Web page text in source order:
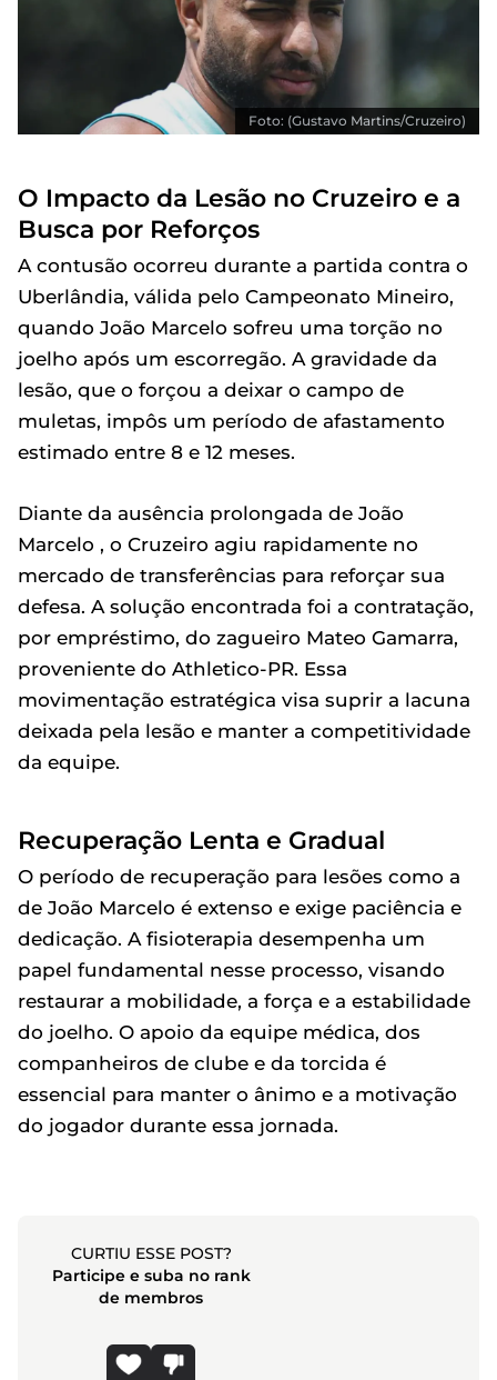
Foto: (Gustavo Martins/Cruzeiro)
O Impacto da Lesão no Cruzeiro e a
Busca por Reforços
A contusão ocorreu durante a partida contra o
Uberlândia, válida pelo Campeonato Mineiro,
quando João Marcelo sofreu uma torção no
joelho após um escorregão. A gravidade da
lesão, que o forçou a deixar o campo de
muletas, impôs um período de afastamento
estimado entre 8 e 12 meses.
Diante da ausência prolongada de João
Marcelo , o Cruzeiro agiu rapidamente no
mercado de transferências para reforçar sua
defesa. A solução encontrada foi a contratação,
por empréstimo, do zagueiro Mateo Gamarra,
proveniente do Athletico-PR. Essa
movimentação estratégica visa suprir a lacuna
deixada pela lesão e manter a competitividade
da equipe.
Recuperação Lenta e Gradual
O período de recuperação para lesões como a
de João Marcelo é extenso e exige paciência e
dedicação. A fisioterapia desempenha um
papel fundamental nesse processo, visando
restaurar a mobilidade, a força e a estabilidade
do joelho. O apoio da equipe médica, dos
companheiros de clube e da torcida é
essencial para manter o ânimo e a motivação
do jogador durante essa jornada.
CURTIU ESSE POST?
Participe e suba no rank
de membros